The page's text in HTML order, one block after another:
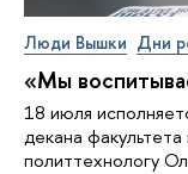
Люди Вышки Дни
«Мы
18 июля
декана
политтехнологу